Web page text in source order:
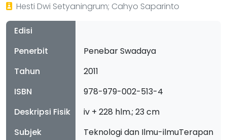
Hesti Dwi Setyaningrum; Cahyo Saparinto
Edisi
Penerbit
Penebar Swadaya
Tahun
2011
ISBN
978-979-002-513-4
Deskripsi Fisik
iv + 228 hlm.; 23 cm
Subjek
Teknologi dan Ilmu-ilmuTerapan